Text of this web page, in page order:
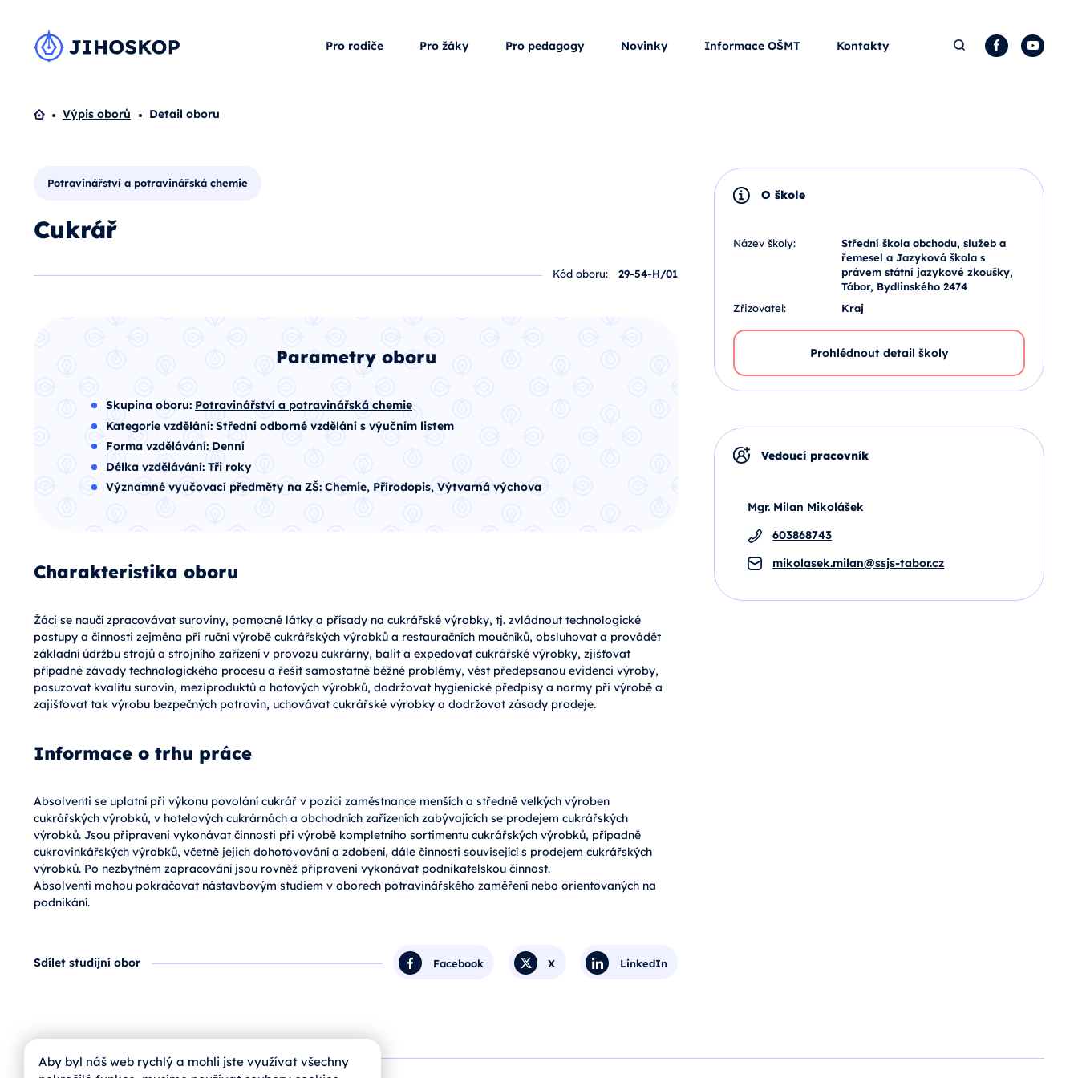
Pro rodiče Pro žáky Pro pedagogy Novinky Informace OŠMT Kontakty Hledat Facebook
Domů
Výpis oborů Detail oboru
Potravinářství a potravinářská chemie
Cukrář
Kód oboru: 29-54-H/01
Parametry oboru
Skupina oboru: Potravinářství a potravinářská chemie
Kategorie vzdělání: Střední odborné vzdělání s výučním listem
Forma vzdělávání: Denní
Délka vzdělávání: Tři roky
Významné vyučovací předměty na ZŠ: Chemie, Přírodopis, Výtvarná výchova
Charakteristika oboru
Žáci se naučí zpracovávat suroviny, pomocné látky a přísady na cukrářské výrobky, tj. zvládnout technologické
postupy a činnosti zejména při ruční výrobě cukrářských výrobků a restauračních moučníků, obsluhovat a provádět
základní údržbu strojů a strojního zařízení v provozu cukrárny, balit a expedovat cukrářské výrobky, zjišťovat
případné závady technologického procesu a řešit samostatně běžné problémy, vést předepsanou evidenci výroby,
posuzovat kvalitu surovin, meziproduktů a hotových výrobků, dodržovat hygienické předpisy a normy při výrobě a
zajišťovat tak výrobu bezpečných potravin, uchovávat cukrářské výrobky a dodržovat zásady prodeje.
Informace o trhu práce
Absolventi se uplatní při výkonu povolání cukrář v pozici zaměstnance menších a středně velkých výroben
cukrářských výrobků, v hotelových cukrárnách a obchodních zařízeních zabývajících se prodejem cukrářských
výrobků. Jsou připraveni vykonávat činnosti při výrobě kompletního sortimentu cukrářských výrobků, případně
cukrovinkářských výrobků, včetně jejich dohotovování a zdobení, dále činnosti související s prodejem cukrářských
výrobků. Po nezbytném zapracování jsou rovněž připraveni vykonávat podnikatelskou činnost.
Absolventi mohou pokračovat nástavbovým studiem v oborech potravinářského zaměření nebo orientovaných na
podnikání.
Sdílet studijní obor Facebook X LinkedIn
O škole
Název školy:
Střední škola obchodu, služeb a
řemesel a Jazyková škola s
právem státní jazykové zkoušky,
Tábor, Bydlinského 2474
Zřizovatel:
Kraj
Prohlédnout detail školy
Vedoucí pracovník
Mgr. Milan Mikolášek
603868743
mikolasek.milan@ssjs-tabor.cz
Aby byl náš web rychlý a mohli jste využívat všechny